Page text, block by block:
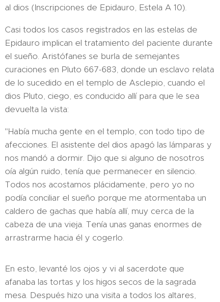
al dios (Inscripciones de Epidauro, Estela A 10).
Casi todos los casos registrados en las estelas de
Epidauro implican el tratamiento del paciente durante
el sueño. Aristófanes se burla de semejantes
curaciones en Pluto 667-683, donde un esclavo relata
de lo sucedido en el templo de Asclepio, cuando el
dios Pluto, ciego, es conducido allí para que le sea
devuelta la vista:
"Había mucha gente en el templo, con todo tipo de
afecciones. El asistente del dios apagó las lámparas y
nos mandó a dormir. Dijo que si alguno de nosotros
oía algún ruido, tenía que permanecer en silencio.
Todos nos acostamos plácidamente, pero yo no
podía conciliar el sueño porque me atormentaba un
caldero de gachas que había allí, muy cerca de la
cabeza de una vieja. Tenía unas ganas enormes de
arrastrarme hacia él y cogerlo.
En esto, levanté los ojos y vi al sacerdote que
afanaba las tortas y los higos secos de la sagrada
mesa. Después hizo una visita a todos los altares,